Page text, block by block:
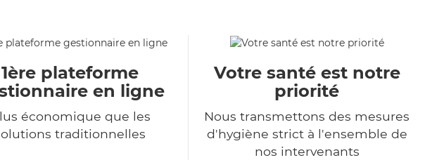
1ère plateforme
en ligne
économique que les
traditionnelles
Votre santé est notre
priorité
Nous transmettons des mesures
d'hygiène strict à l'ensemble de
nos intervenants